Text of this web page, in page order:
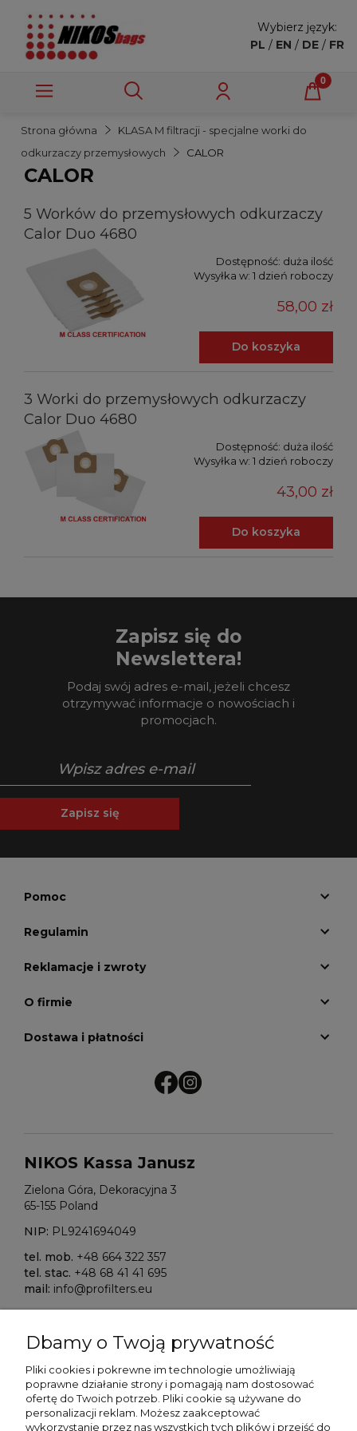
Wybierz język:
PL / EN / DE / FR
Strona główna
KLASA M filtracji - specjalne worki do
odkurzaczy przemysłowych
CALOR
CALOR
5 Worków do przemysłowych odkurzaczy
Calor Duo 4680
Dostępność: duża ilość
Wysyłka w: 1 dzień roboczy
58,00 zł
Do koszyka
3 Worki do przemysłowych odkurzaczy
Calor Duo 4680
Dostępność: duża ilość
Wysyłka w: 1 dzień roboczy
43,00 zł
Do koszyka
Zapisz się do
Newslettera!
Podaj swój adres e-mail, jeżeli chcesz
otrzymywać informacje o nowościach i
promocjach.
Zapisz się
Pomoc
Regulamin
Reklamacje i zwroty
O firmie
Dostawa i płatności
NIKOS Kassa Janusz
Zielona Góra, Dekoracyjna 3
65-155 Poland
NIP: PL9241694049
tel. mob. +48 664 322 357
tel. stac. +48 68 41 41 695
mail: info@profilters.eu
Warszawa, ul. Łopuszańska 38D
02-232 Poland
SWIFT/BIK:ALBPPLPWXXX
IBAN NR:
Dbamy o Twoją prywatność
Pliki cookies i pokrewne im technologie umożliwiają
poprawne działanie strony i pomagają nam dostosować
ofertę do Twoich potrzeb. Pliki cookie są używane do
personalizacji reklam. Możesz zaakceptować
wykorzystanie przez nas wszystkich tych plików i przejść do